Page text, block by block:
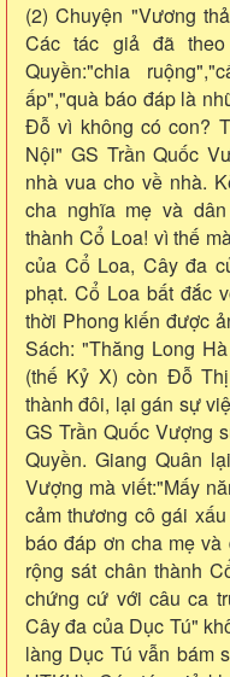
(2) Chuyện "Vương
Các tác giả đã
Quyền:"chia
ấp","quà báo đáp là
Đỗ vì không có con?
Nội" GS Trần Quốc
nhà vua cho về nhà.
cha nghĩa mẹ và
thành Cổ Loa! vì thế
của Cổ Loa, Cây đa
phạt. Cổ Loa bất đắc
thời Phong kiến được
Sách: "Thăng Long
(thế Kỷ X) còn Đỗ
thành đôi, lại gán sự
GS Trần Quốc Vượng
Quyền. Giang Quân
Vượng mà viết:"Mấy
cảm thương cô gái
báo đáp ơn cha mẹ
rộng sát chân thành
chứng cứ với câu ca
Cây đa của Dục Tú"
làng Dục Tú vẫn bám